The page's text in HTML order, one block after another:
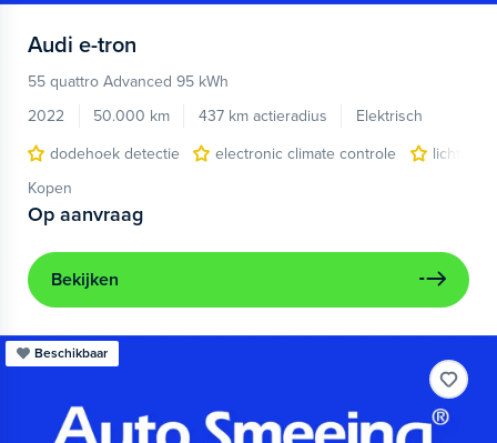
Audi e-tron
55 quattro Advanced 95 kWh
2022
50.000 km 437 km actieradius
Elektrisch
dodehoek detectie
electronic climate controle
Kopen
Op aanvraag
Bekijken
Beschikbaar